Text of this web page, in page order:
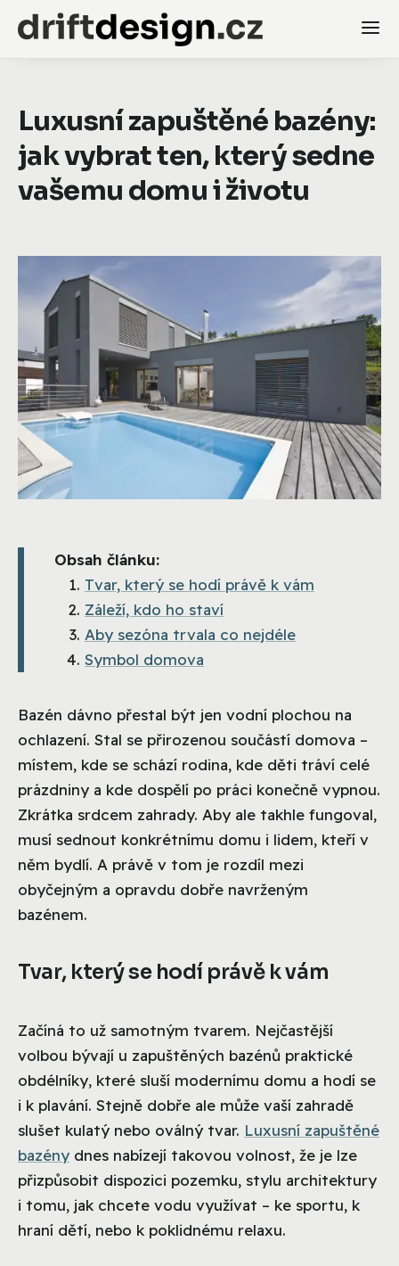
Luxusní zapuštěné bazény:
jak vybrat ten, který sedne
vašemu domu i životu
Obsah článku:
Tvar, který se hodí právě k vám
Záleží, kdo ho staví
Aby sezóna trvala co nejdéle
Symbol domova
Bazén dávno přestal být jen vodní plochou na
ochlazení. Stal se přirozenou součástí domova –
místem, kde se schází rodina, kde děti tráví celé
prázdniny a kde dospělí po práci konečně vypnou.
Zkrátka srdcem zahrady. Aby ale takhle fungoval,
musí sednout konkrétnímu domu i lidem, kteří v
něm bydlí. A právě v tom je rozdíl mezi
obyčejným a opravdu dobře navrženým
bazénem.
Tvar, který se hodí právě k vám
Začíná to už samotným tvarem. Nejčastější
volbou bývají u zapuštěných bazénů praktické
obdélníky, které sluší modernímu domu a hodí se
i k plavání. Stejně dobře ale může vaší zahradě
slušet kulatý nebo oválný tvar. Luxusní zapuštěné
bazény dnes nabízejí takovou volnost, že je lze
přizpůsobit dispozici pozemku, stylu architektury
i tomu, jak chcete vodu využívat – ke sportu, k
hraní dětí, nebo k poklidnému relaxu.